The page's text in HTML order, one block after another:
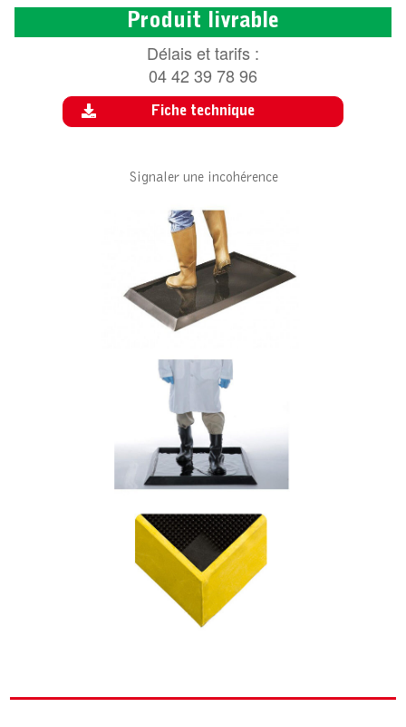
Produit livrable
Délais et tarifs :
04 42 39 78 96
Fiche technique
Signaler une incohérence